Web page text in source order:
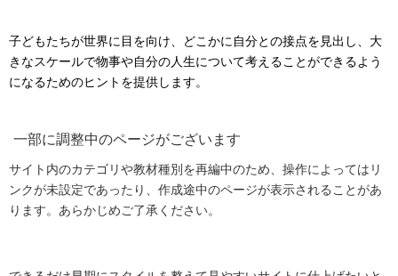
子どもたちが世界に目を向け、どこかに自分との接点を見出し、大
きなスケールで物事や自分の人生について考えることができるよう
になるためのヒントを提供します。
一部に調整中のページがございます
サイト内のカテゴリや教材種別を再編中のため、操作によってはリ
ンクが未設定であったり、作成途中のページが表示されることがあ
ります。あらかじめご了承ください。